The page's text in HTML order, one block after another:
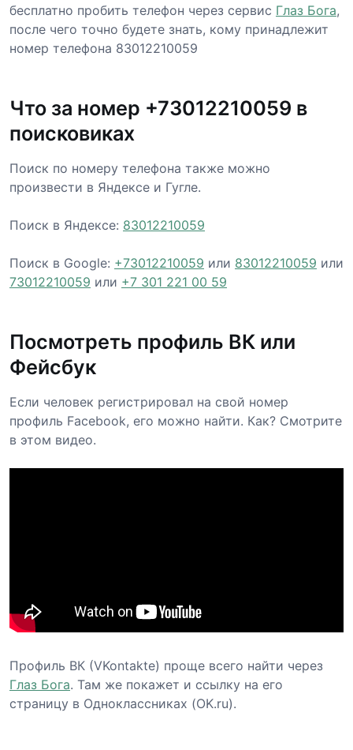
бесплатно пробить телефон через сервис Глаз Бога,
после чего точно будете знать, кому принадлежит
номер телефона 83012210059
Что за номер +73012210059 в
поисковиках
Поиск по номеру телефона также можно
произвести в Яндексе и Гугле.
Поиск в Яндексе: 83012210059
Поиск в Google: +73012210059 или 83012210059 или
73012210059 или +7 301 221 00 59
Посмотреть профиль ВК или
Фейсбук
Если человек регистрировал на свой номер
профиль Facebook, его можно найти. Как? Смотрите
в этом видео.
Профиль ВК (VKontakte) проще всего найти через
Глаз Бога. Там же покажет и ссылку на его
страницу в Одноклассниках (OK.ru).